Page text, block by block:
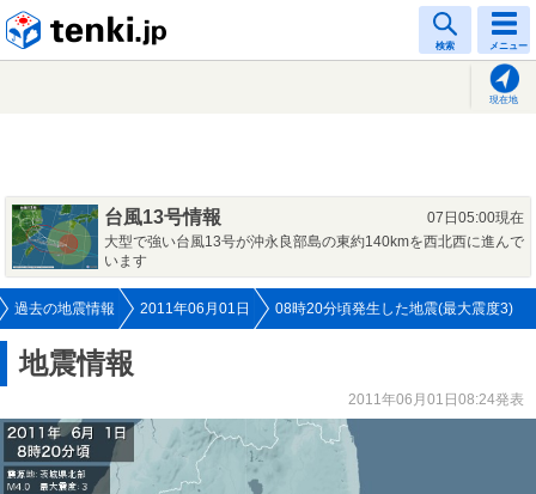
検索 メニュー
現在地
台風13号情報
07日05:00現在
大型で強い台風13号が沖永良部島の東約140kmを西北西に進んで
います
過去の地震情報 2011年06月01日 08時20分頃発生した地震(最大震度3)
地震情報
2011年06月01日08:24発表